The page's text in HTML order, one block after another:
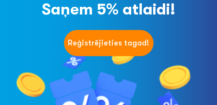
Saņem 5% atlaidi!
Reģistrējieties tagad!